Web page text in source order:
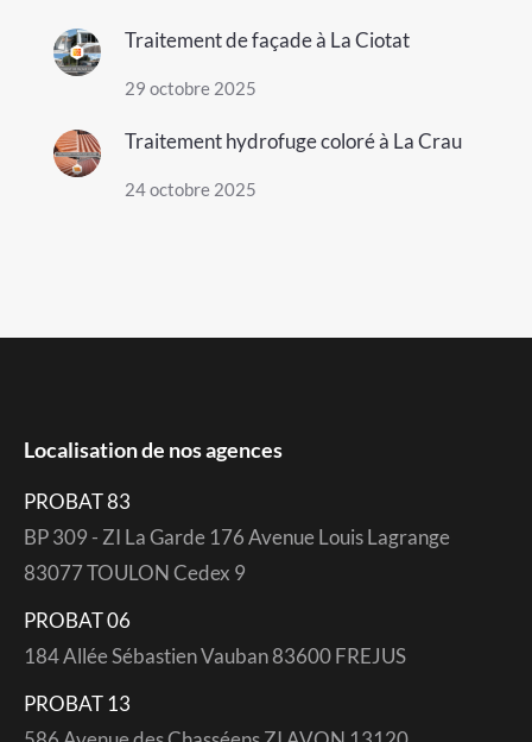
Traitement de façade à La Ciotat
29 octobre 2025
Traitement hydrofuge coloré à La Crau
24 octobre 2025
Localisation de nos agences
PROBAT 83
BP 309 - ZI La Garde 176 Avenue Louis Lagrange
83077 TOULON Cedex 9
PROBAT 06
184 Allée Sébastien Vauban 83600 FREJUS
PROBAT 13